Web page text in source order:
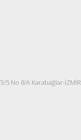
5 No 8/A Karabağlar-İZMİR